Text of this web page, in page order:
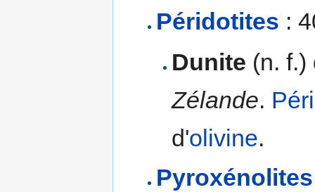
Péridotites :
Dunite (n.
Zélande.
d'olivine.
Pyroxénolites